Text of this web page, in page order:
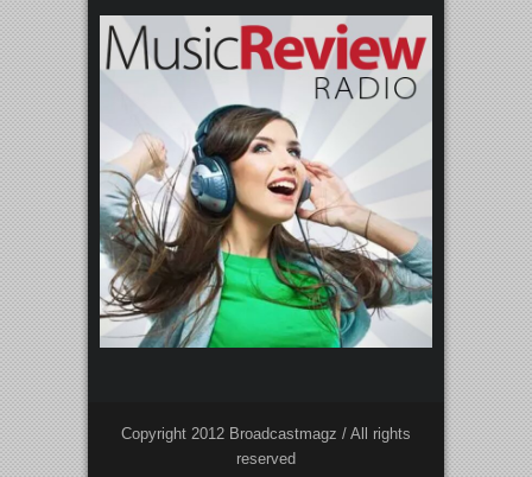
Copyright 2012 Broadcastmagz / All rights
reserved